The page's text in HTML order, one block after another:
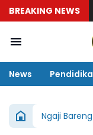
BREAKING NEWS
News
Ngaji Bareng